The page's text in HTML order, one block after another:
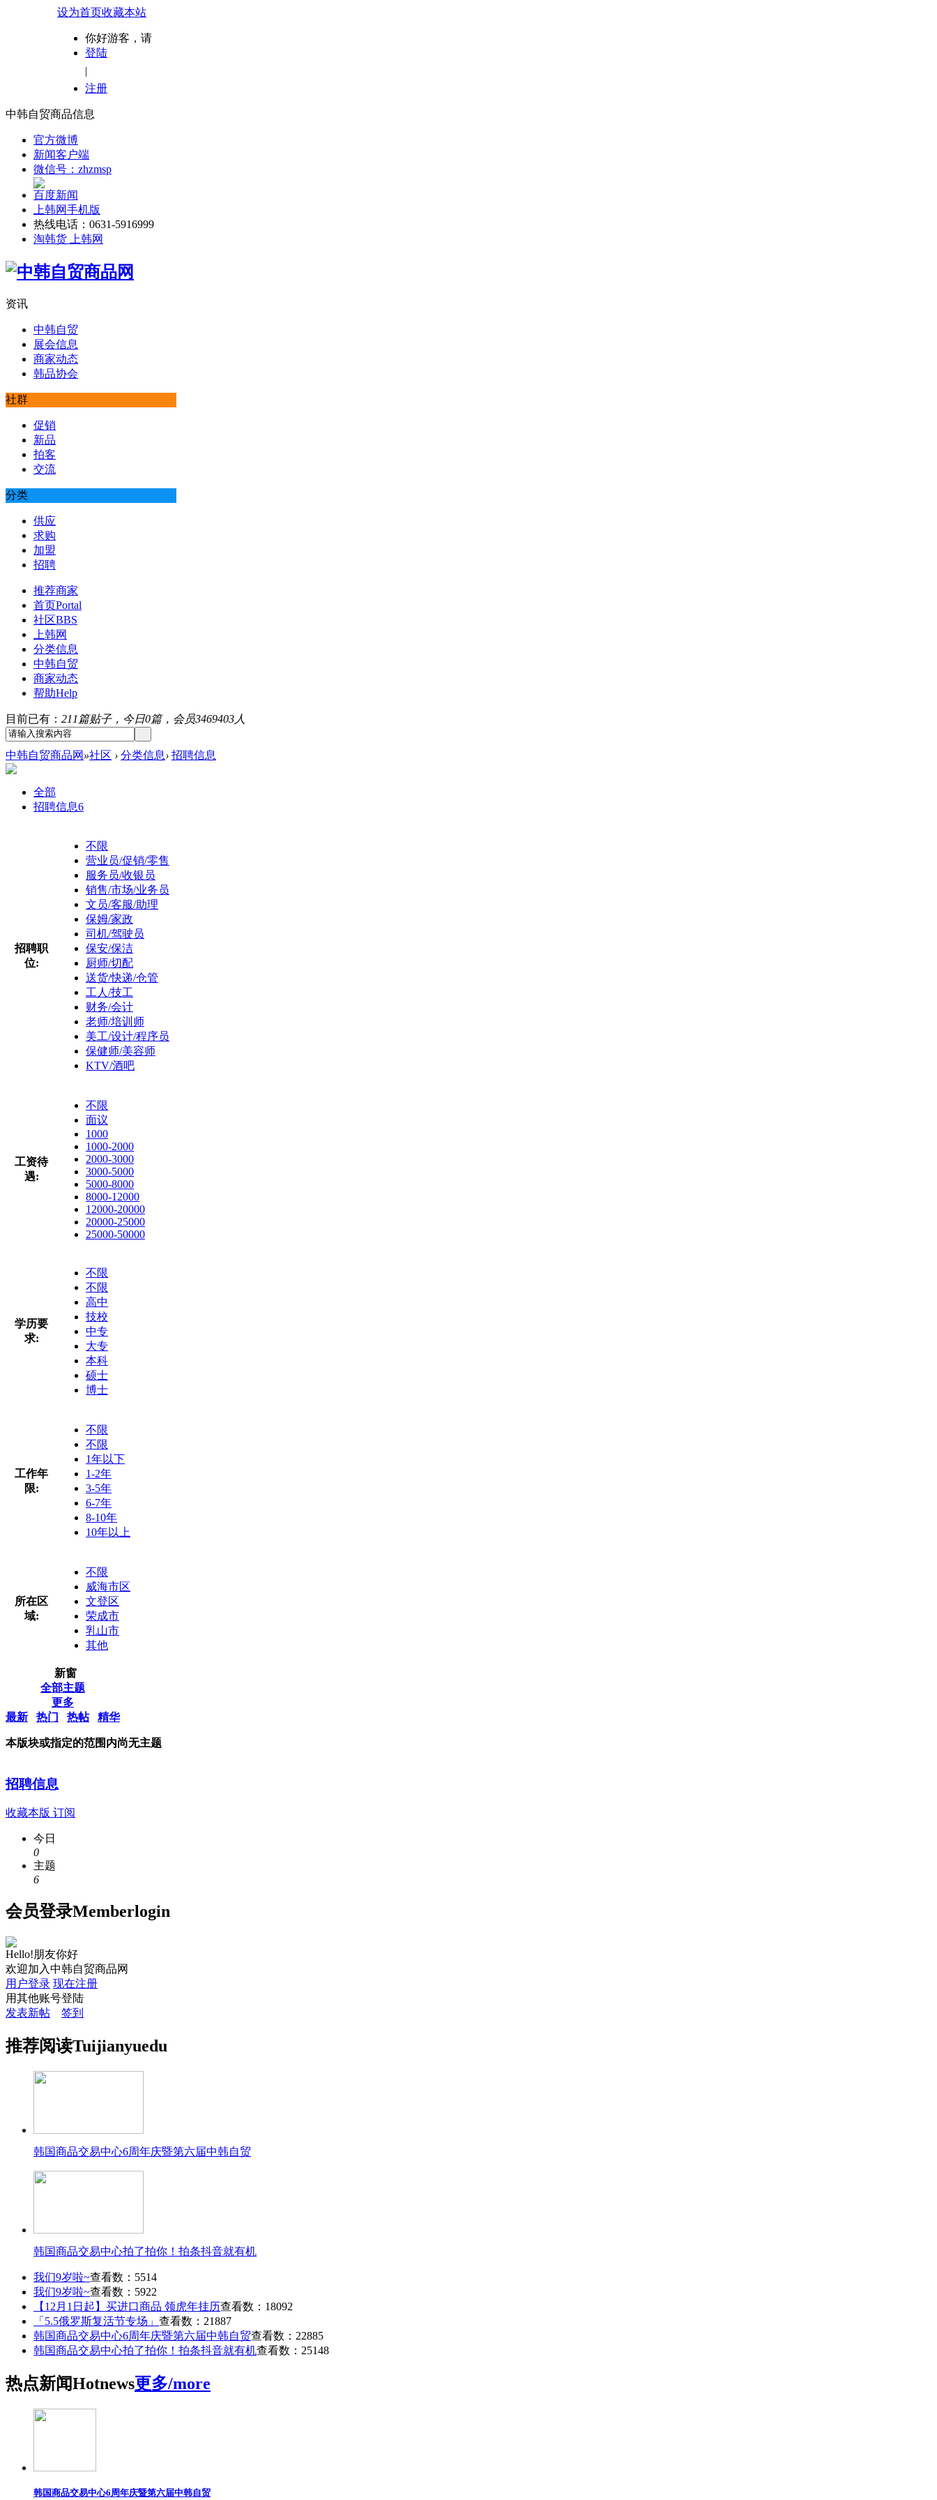
设为首页收藏本站
你好游客，请
登陆
|
注册
中韩自贸商品信息
官方微博
新闻客户端
微信号：zhzmsp
百度新闻
上韩网手机版
热线电话：0631-5916999
淘韩货 上韩网
资讯
中韩自贸
展会信息
商家动态
韩品协会
社群
促销
新品
拍客
交流
分类
供应
求购
加盟
招聘
推荐商家
首页Portal
社区BBS
上韩网
分类信息
中韩自贸
商家动态
帮助Help
目前已有： 211篇贴子，今日0篇，会员3469403人
中韩自贸商品网 »社区 › 分类信息› 招聘信息
全部
招聘信息6
招聘职
位:
不限
营业员/促销/零售
服务员/收银员
销售/市场/业务员
文员/客服/助理
保姆/家政
司机/驾驶员
保安/保洁
厨师/切配
送货/快递/仓管
工人/技工
财务/会计
老师/培训师
美工/设计/程序员
保健师/美容师
KTV/酒吧
工资待
遇:
不限
面议
1000
1000-2000
2000-3000
3000-5000
5000-8000
8000-12000
12000-20000
20000-25000
25000-50000
学历要
求:
不限
不限
高中
技校
中专
大专
本科
硕士
博士
工作年
限:
不限
不限
1年以下
1-2年
3-5年
6-7年
8-10年
10年以上
所在区
域:
不限
威海市区
文登区
荣成市
乳山市
其他
新窗
全部主题
更多
最新
热门 热帖 精华
本版块或指定的范围内尚无主题
招聘信息
收藏本版 订阅
今日
0
主题
6
会员登录Memberlogin
Hello!朋友你好
欢迎加入中韩自贸商品网
用户登录 现在注册
用其他账号登陆
发表新帖
签到
推荐阅读Tuijianyuedu
韩国商品交易中心6周年庆暨第六届中韩自贸
韩国商品交易中心拍了拍你！拍条抖音就有机
我们9岁啦~查看数：5514
我们9岁啦~查看数：5922
【12月1日起】买进口商品 领虎年挂历查看数：18092
「5.5俄罗斯复活节专场」 查看数：21887
韩国商品交易中心6周年庆暨第六届中韩自贸查看数：22885
韩国商品交易中心拍了拍你！拍条抖音就有机查看数：25148
热点新闻Hotnews更多/more
韩国商品交易中心6周年庆暨第六届中韩自贸